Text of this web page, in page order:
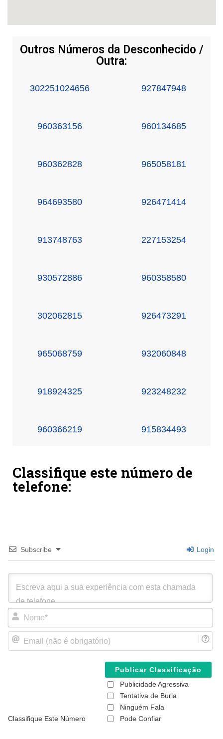
Outros Números da Desconhecido /
Outra:
302251024656 927847948
960363156 960134685
960362828 965058181
964693580 926471414
913748763 227153254
930572886 960358580
302062815 926473291
965068759 932060848
918924325 923248232
960366219 915834493
Classifique este número de
telefone:
Subscribe Login
N
m
a
Classifique Este Número
Publicidade Agressiva
Tentativa de Burla
Ninguém Fala
Pode Confiar